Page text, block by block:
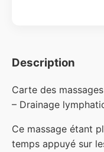
Description
Carte des
– Drainage
Ce massage étant
temps appuyé sur